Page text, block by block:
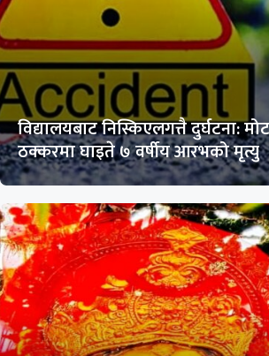
विद्यालयबाट निस्किएलगत्तै दुर्घटना:
ठक्करमा घाइते ७ वर्षीय आरभको मृत्यु